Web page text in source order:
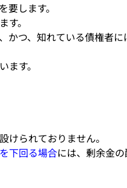
を要します。
。
かつ、知れている債権者
す。
られておりません。
下回る場合には、剰余金